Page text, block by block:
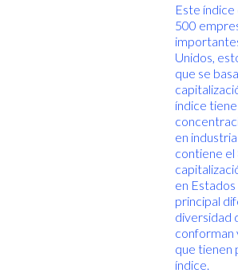
Este
500
Unidos,
que se
índice tiene
en
contiene el
en Estados
principal
diversidad
conforman
que tienen
índice.